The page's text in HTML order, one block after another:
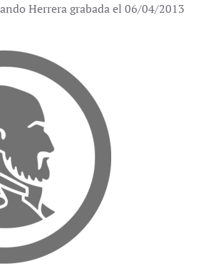
Herrera grabada el 06/04/2013